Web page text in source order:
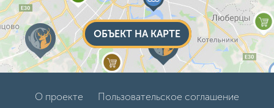
ОБЪЕКТ НА КАРТЕ
О проекте Пользовательское соглашение